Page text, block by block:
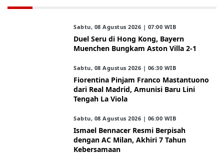
Sabtu, 08 Agustus 2026 | 07:00 WIB
Duel Seru di Hong Kong, Bayern
Muenchen Bungkam Aston Villa 2-1
Sabtu, 08 Agustus 2026 | 06:30 WIB
Fiorentina Pinjam Franco Mastantuono
dari Real Madrid, Amunisi Baru Lini
Tengah La Viola
Sabtu, 08 Agustus 2026 | 06:00 WIB
Ismael Bennacer Resmi Berpisah
dengan AC Milan, Akhiri 7 Tahun
Kebersamaan